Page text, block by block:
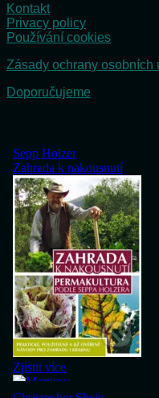
Kontakt
Privacy policy
Používání cookies
Zásady ochrany osobních
Doporučujeme